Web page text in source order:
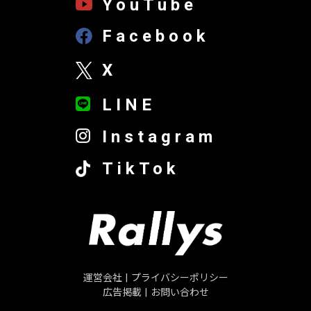
YouTube
Facebook
X
LINE
Instagram
TikTok
運営会社
プライバシーポリシー
広告掲載
お問い合わせ